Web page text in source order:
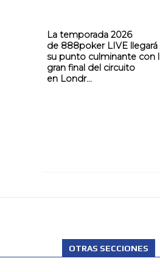
La temporada 2026
de 888poker LIVE llegará
su punto culminante con
gran final del circuito
en Londr...
OTRAS SECCIONES